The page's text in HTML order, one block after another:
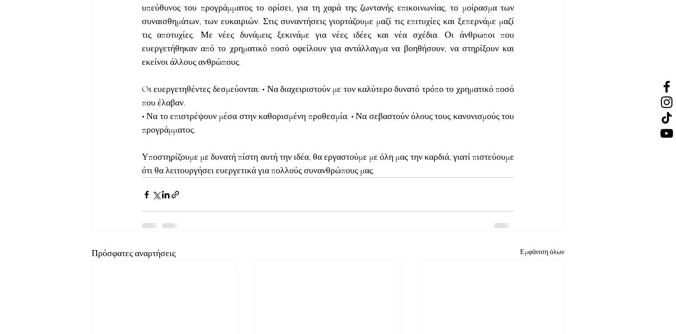
υπεύθυνος του προγράμματος το ορίσει, για τη χαρά της ζωντανής επικοινωνίας, το μοίρασμα των
συναισθημάτων, των ευκαιριών. Στις συναντήσεις γιορτάζουμε μαζί τις επιτυχίες και ξεπερνάμε μαζί
τις αποτυχίες. Με νέες δυνάμεις ξεκινάμε για νέες ιδέες και νέα σχέδια. Οι άνθρωποι που
ευεργετήθηκαν από το χρηματικό ποσό οφείλουν για αντάλλαγμα να βοηθήσουν, να στηρίξουν και
εκείνοι άλλους ανθρώπους.
Oι ευεργετηθέντες δεσμεύονται: • Να διαχειριστούν με τον καλύτερο δυνατό τρόπο το χρηματικό ποσό
που έλαβαν.
• Να το επιστρέψουν μέσα στην καθορισμένη προθεσμία. • Να σεβαστούν όλους τους κανονισμούς του
προγράμματος.
Υποστηρίζουμε με δυνατή πίστη αυτή την ιδέα, θα εργαστούμε με όλη μας την καρδιά, γιατί πιστεύουμε
ότι θα λειτουργήσει ευεργετικά για πολλούς συνανθρώπους μας.
Πρόσφατες αναρτήσεις Εμφάνιση όλων